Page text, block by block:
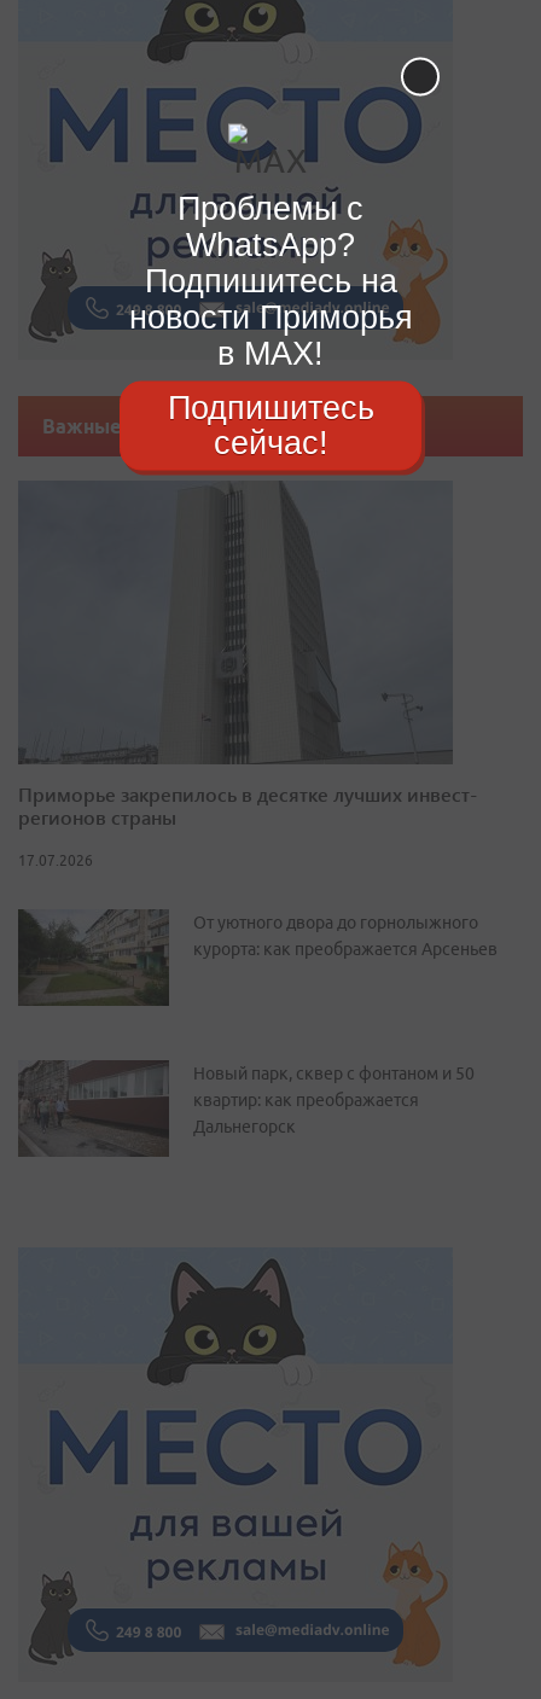
Важные новости
Приморье закрепилось в десятке лучших инвест-
регионов страны
17.07.2026
От уютного двора до горнолыжного
курорта: как преображается Арсеньев
Новый парк, сквер с фонтаном и 50
квартир: как преображается
Дальнегорск
Проблемы с
WhatsApp?
Подпишитесь на
новости Приморья
в MAX!
Подпишитесь
сейчас!